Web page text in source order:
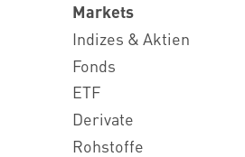
Markets
Indizes & Aktien
Fonds
ETF
Derivate
Rohstoffe